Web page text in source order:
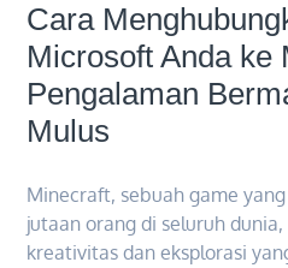
Cara
Microsoft Anda ke
Pengalaman
Mulus
Minecraft, sebuah game
jutaan orang di seluruh
kreativitas dan eksplorasi